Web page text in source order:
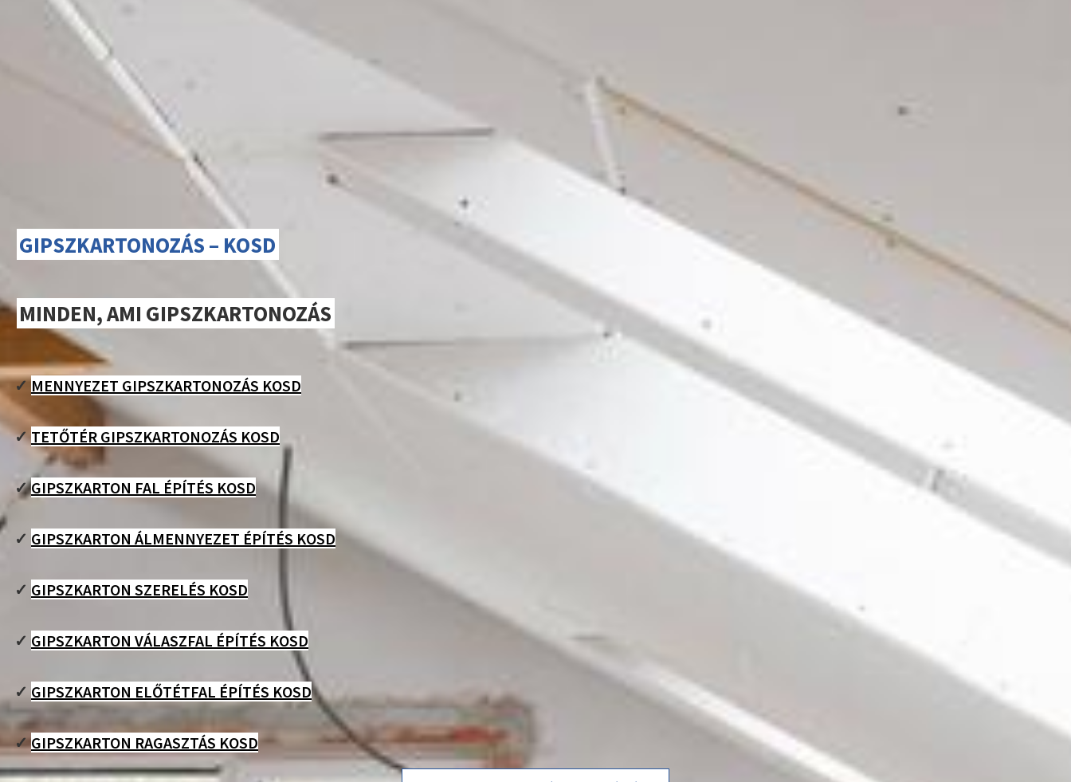
GIPSZKARTONOZÁS – KOSD
MINDEN, AMI GIPSZKARTONOZÁS
✓MENNYEZET GIPSZKARTONOZÁS KOSD
✓TETŐTÉR GIPSZKARTONOZÁS KOSD
✓GIPSZKARTON FAL ÉPÍTÉS KOSD
✓ GIPSZKARTON ÁLMENNYEZET ÉPÍTÉS KOSD
✓ GIPSZKARTON SZERELÉS KOSD
✓ GIPSZKARTON VÁLASZFAL ÉPÍTÉS KOSD
✓ GIPSZKARTON ELŐTÉTFAL ÉPÍTÉS KOSD
✓GIPSZKARTON RAGASZTÁS KOSD